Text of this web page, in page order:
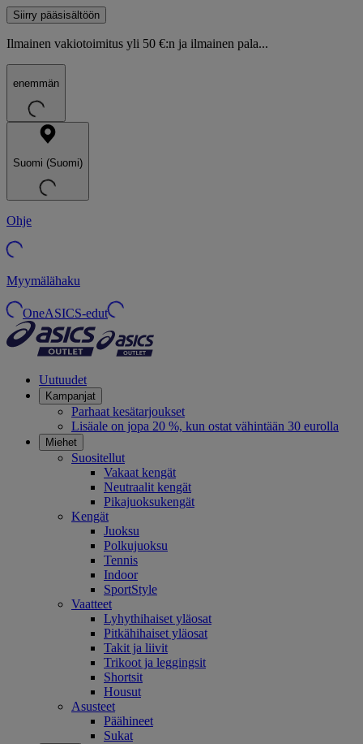
Siirry pääsisältöön
Ilmainen vakiotoimitus yli 50 €:n ja ilmainen pala...
enemmän
Suomi (Suomi)
Ohje
Myymälähaku
OneASICS-edut
Uutuudet
Kampanjat
Parhaat kesätarjoukset
Lisäale on jopa 20 %, kun ostat vähintään 30 eurolla
Miehet
Suositellut
Vakaat kengät
Neutraalit kengät
Pikajuoksukengät
Kengät
Juoksu
Polkujuoksu
Tennis
Indoor
SportStyle
Vaatteet
Lyhythihaiset yläosat
Pitkähihaiset yläosat
Takit ja liivit
Trikoot ja leggingsit
Shortsit
Housut
Asusteet
Päähineet
Sukat